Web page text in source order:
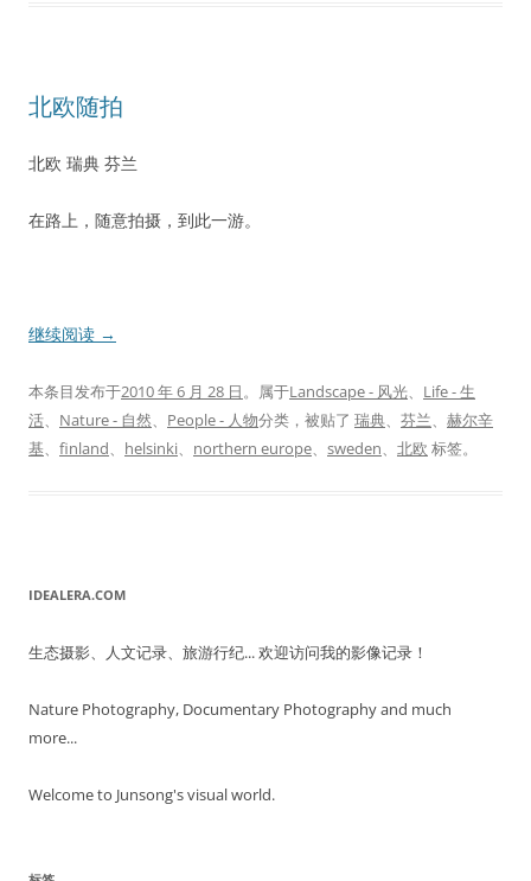
北欧随拍
北欧 瑞典 芬兰
在路上，随意拍摄，到此一游。
继续阅读 →
本条目发布于2010 年 6 月 28 日。属于Landscape - 风光、 Life - 生
活、 Nature - 自然、 People - 人物分类，被贴了 瑞典、 芬兰、 赫尔辛
基、 finland、 helsinki、 northern europe、 sweden、 北欧 标签。
IDEALERA.COM
生态摄影、人文记录、旅游行纪... 欢迎访问我的影像记录！
Nature Photography, Documentary Photography and much
more...
Welcome to Junsong's visual world.